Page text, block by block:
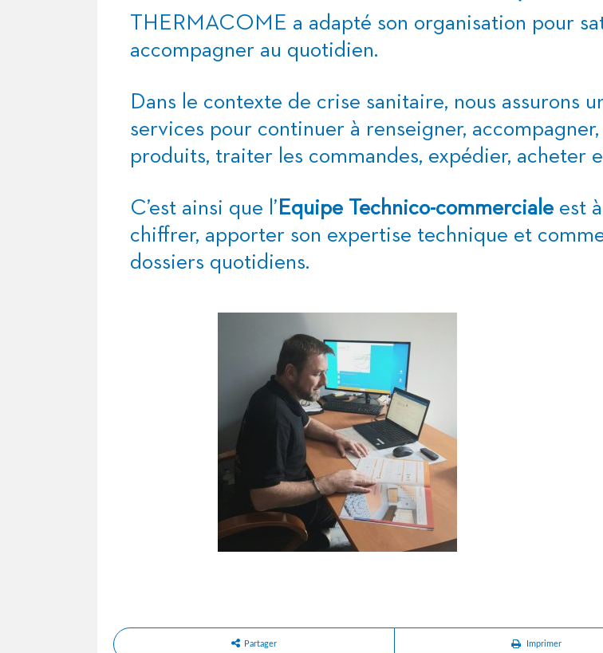
THERMACOME a adapté son organisation pour
accompagner au quotidien.
Dans le contexte de crise sanitaire, nous assurons
services pour continuer à renseigner,
produits, traiter les commandes, expédier, acheter
C’est ainsi que l’ Equipe Technico-commerciale est
chiffrer, apporter son expertise technique et
dossiers quotidiens.
Partager Imprimer